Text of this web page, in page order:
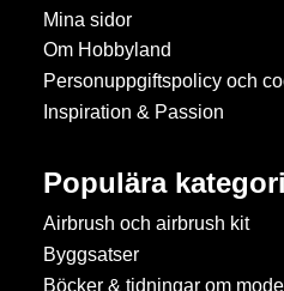
Mina sidor
Om Hobbyland
Personuppgiftspolicy och
Inspiration & Passion
Populära
Airbrush och airbrush kit
Byggsatser
Böcker & tidningar om